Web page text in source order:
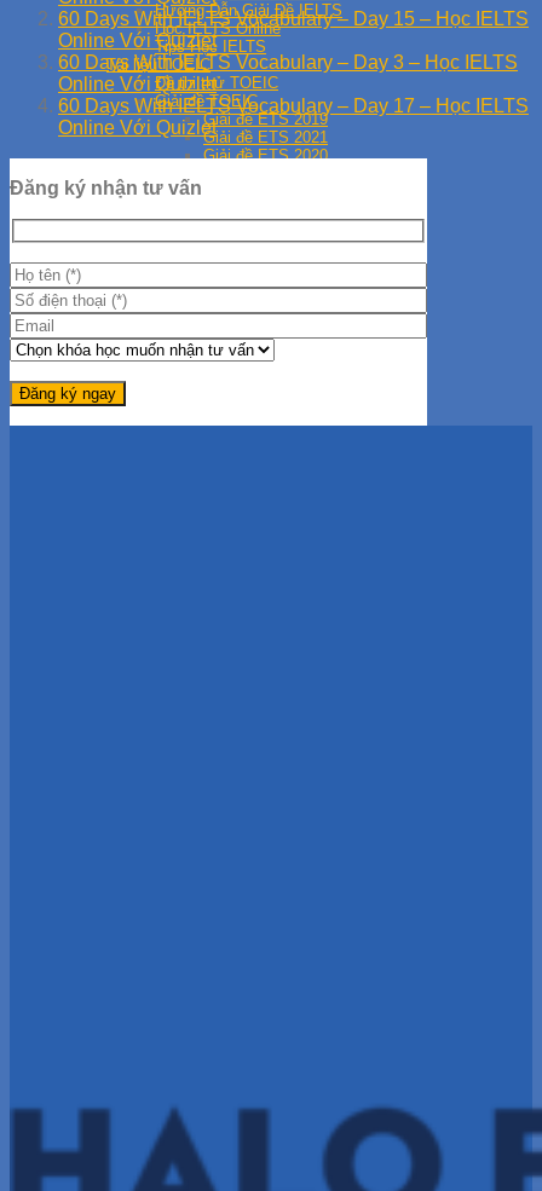
Hướng Dẫn Giải Đề IELTS
Học IELTS Online
Tips Học IELTS
Tài liệu TOEIC
Đề thi thử TOEIC
Giải đề TOEIC
Giải đề ETS 2019
Giải đề ETS 2021
Giải đề ETS 2020
Tip TOEIC
60 Days With IELTS Vocabulary – Day 15 – Học IELTS
Online Với Quizlet
60 Days With IELTS Vocabulary – Day 3 – Học IELTS
Online Với Quizlet
60 Days With IELTS Vocabulary – Day 17 – Học IELTS
Online Với Quizlet
Đăng ký nhận tư vấn